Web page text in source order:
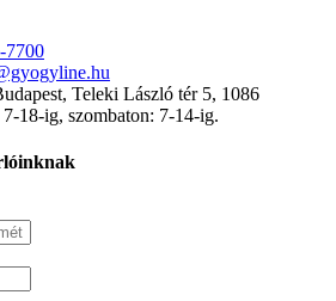
7700
Teleki László tér 5, 1086
18-ig, szombaton: 7-14-ig.